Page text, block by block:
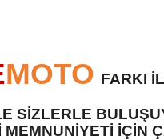
MOTO FARKI
SİZLERLE
İÇİN